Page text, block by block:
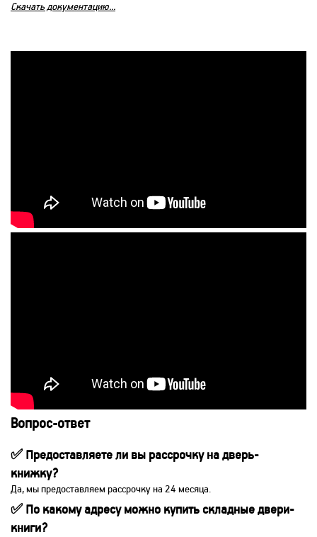
Скачать документацию...
Вопрос-ответ
✅ Предоставляете ли вы рассрочку на дверь-
книжку?
Да, мы предоставляем рассрочку на 24 месяца.
✅ По какому адресу можно купить складные двери-
книги?